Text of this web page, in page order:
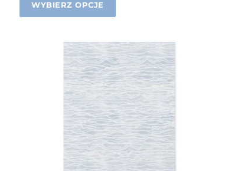
WYBIERZ OPCJE